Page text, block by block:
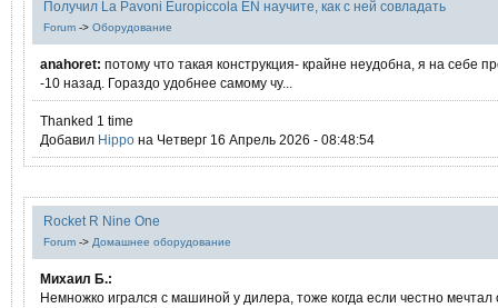
Получил La Pavoni Europiccola EN научите, как с ней совладать
Forum -> Оборудование
anahoret: потому что такая конструкция- крайне неудобна, я на себе
-10 назад. Гораздо удобнее самому чу...
Thanked 1 time
Добавил Hippo на Четверг 16 Апрель 2026 - 08:48:54
Rocket R Nine One
Forum -> Домашнее оборудование
Михаил Б.:
Немножко игрался с машиной у дилера, тоже когда если честно мечтал